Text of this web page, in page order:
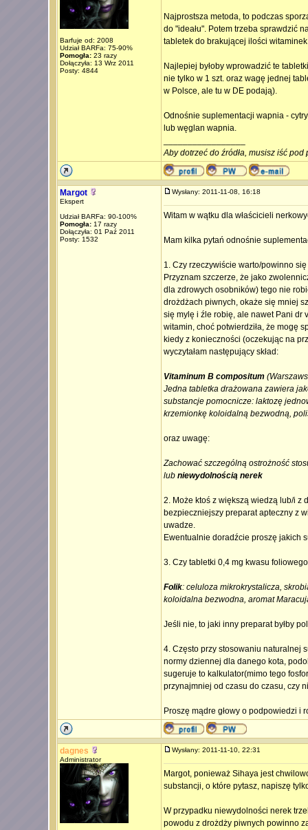
Barfuje od: 2008
Udział BARFa: 75-90%
Pomogła:23 razy
Dołączyła: 13 Wrz 2011
Posty: 4844
Najprostsza metoda, to podczas
do "ideału". Potem trzeba sprawdzić
tabletek do brakującej ilości
Najlepiej byłoby wprowadzić te
nie tylko w 1 szt. oraz wagę jednej
w Polsce, ale tu w DE podają).
Odnośnie suplementacji wapnia -
lub węglan wapnia.
Aby dotrzeć do źródła, musisz iść pod
Margot
Ekspert
Udział BARFa: 90-100%
Pomogła:17 razy
Dołączyła: 01 Paź 2011
Posty: 1532
Wysłany: 2011-11-08, 16:18
Witam w wątku dla właścicieli
Mam kilka pytań odnośnie
1. Czy rzeczywiście warto/powinno
Przyznam szczerze, że jako
dla zdrowych osobników) tego nie
drożdżach piwnych, okaże się mniej
się mylę i źle robię, ale nawet Pani dr
witamin, choć potwierdziła, że mogę
kiedy z konieczności (oczekując na
wyczytałam następujący skład:
Vitaminum B compositum
Jedna tabletka drażowana zawiera
substancje pomocnicze: laktozę
krzemionkę koloidalną bezwodną,
oraz uwagę:
Zachować szczególną ostrożność
lub niewydolnością nerek
2. Może ktoś z większą wiedzą lub/i z
bezpieczniejszy preparat apteczny z
uwadze.
Ewentualnie doradźcie proszę jakich
3. Czy tabletki 0,4 mg kwasu
Folik: celuloza mikrokrystalicza,
koloidalna bezwodna, aromat
Jeśli nie, to jaki inny preparat byłby
4. Często przy stosowaniu naturalnej
normy dziennej dla danego kota,
sugeruje to kalkulator(mimo tego
przynajmniej od czasu do czasu, czy
Proszę mądre głowy o podpowiedzi i
dagnes
Administrator
Wysłany: 2011-11-10, 22:31
Margot, ponieważ Sihaya jest
substancji, o które pytasz, napiszę
W przypadku niewydolności nerek
powodu z drożdży piwnych powinno